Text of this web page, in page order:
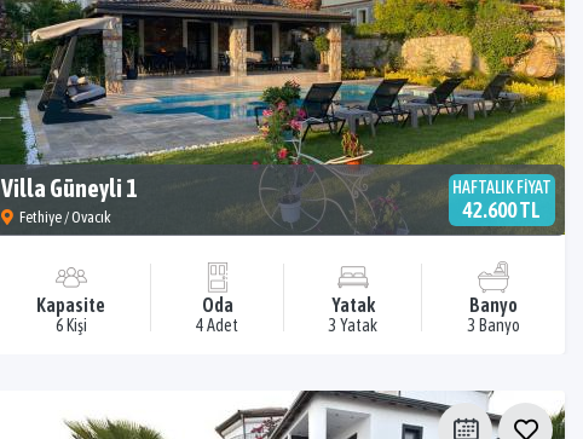
Villa Güneyli 1
Fethiye / Ovacık
HAFTALIK FİYAT
42.600 TL
Kapasite
6 Kişi
Oda
4 Adet
Yatak
3 Yatak
Banyo
3 Banyo